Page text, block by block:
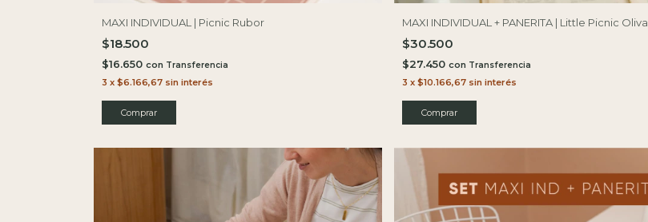
MAXI INDIVIDUAL | Picnic Rubor
$18.500
$16.650 con
3 x $6.166,67 sin interés
MAXI INDIVIDUAL + PANERITA | Little Picnic Oliva
$30.500
$27.450 con
3 x $10.166,67 sin interés